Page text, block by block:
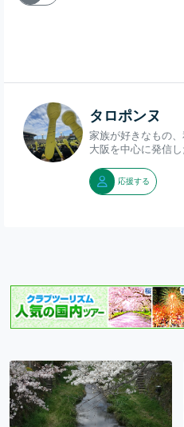
タロポンヌ
家族が好きなもの
大阪を中心に発信し
応援する